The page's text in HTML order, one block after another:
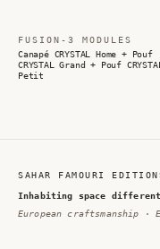
FUSION-3 MODULES
Canapé CRYSTAL Home + Pouf
CRYSTAL Grand + Pouf
Petit
SAHAR FAMOURI
Inhabiting space
European craftsmanship ·